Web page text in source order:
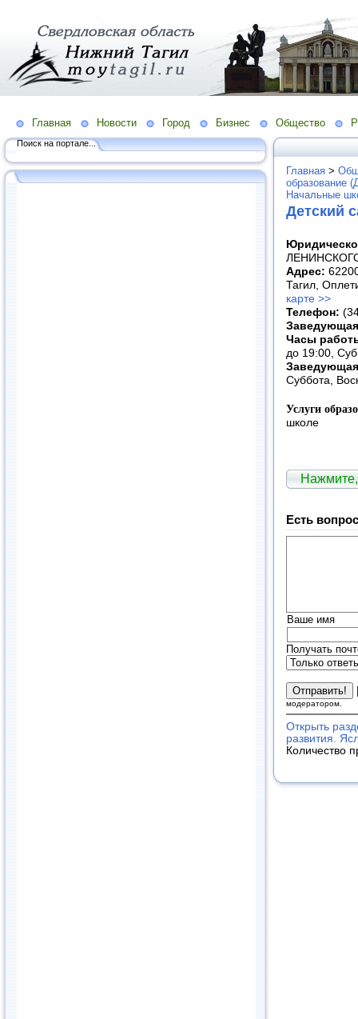
Главная Новости Город Бизнес Общество
Поиск на портале...
Главная >
образование
Начальные
Детский
Адрес:
Тагил,
карте >>
Телефон:
Часы
до 19:00,
Суббота,
Услуги
школе
Есть
Ваше имя
Получать
модератором.
Открыть
развития.
Количество